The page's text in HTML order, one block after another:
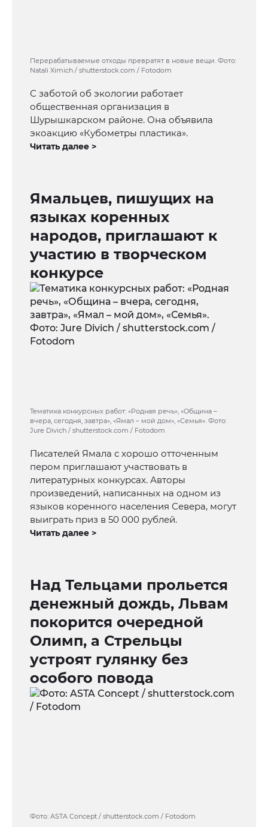
Перерабатываемые отходы превратят в новые вещи. Фото:
Natali Ximich / shutterstock.com / Fotodom
С заботой об экологии работает
общественная организация в
Шурышкарском районе. Она объявила
экоакцию «Кубометры пластика».
Читать далее >
Ямальцев, пишущих на
языках коренных
народов, приглашают к
участию в творческом
конкурсе
Тематика конкурсных работ: «Родная речь», «Община –
вчера, сегодня, завтра», «Ямал – мой дом», «Семья». Фото:
Jure Divich / shutterstock.com / Fotodom
Писателей Ямала с хорошо отточенным
пером приглашают участвовать в
литературных конкурсах. Авторы
произведений, написанных на одном из
языков коренного населения Севера, могут
выиграть приз в 50 000 рублей.
Читать далее >
Над Тельцами прольется
денежный дождь, Львам
покорится очередной
Олимп, а Стрельцы
устроят гулянку без
особого повода
Фото: ASTA Concept / shutterstock.com / Fotodom